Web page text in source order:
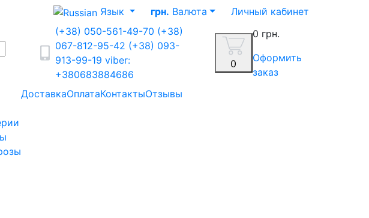
Язык грн. Валюта
Личный кабинет
(+38) 050-561-49-70 (+38)
067-812-95-42 (+38) 093-
913-99-19 viber:
+380683884686
0
0 грн.
Оформить
заказ
ДоставкаОплатаКонтактыОтзывы